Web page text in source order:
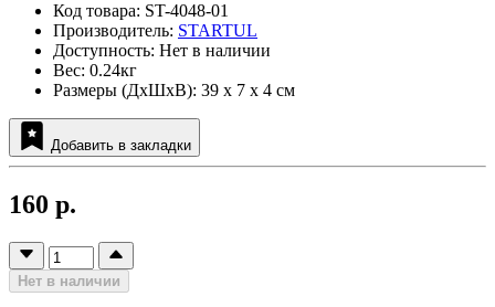
Код товара: ST-4048-01
Производитель: STARTUL
Доступность: Нет в наличии
Вес: 0.24кг
Размеры (ДxШxВ): 39 x 7 x 4 см
Добавить в закладки
160 р.
Нет в наличии